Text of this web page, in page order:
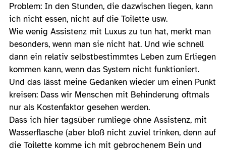
Problem: In den Stunden, die dazwischen liegen, kann
ich nicht essen, nicht auf die Toilette usw.
Wie wenig Assistenz mit Luxus zu tun hat, merkt man
besonders, wenn man sie nicht hat. Und wie schnell
dann ein relativ selbstbestimmtes Leben zum Erliegen
kommen kann, wenn das System nicht funktioniert.
Und das lässt meine Gedanken wieder um einen Punkt
kreisen: Dass wir Menschen mit Behinderung oftmals
nur als Kostenfaktor gesehen werden.
Dass ich hier tagsüber rumliege ohne Assistenz, mit
Wasserflasche (aber bloß nicht zuviel trinken, denn auf
die Toilette komme ich mit gebrochenem Bein und